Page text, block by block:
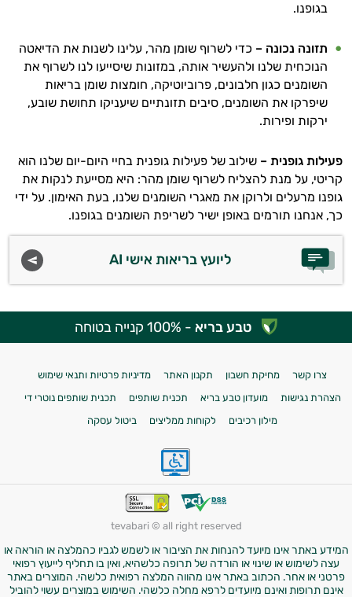
בגופנו.
תזונה נכונה – כדי לשרוף שומן מהר, עלינו לשנות את הדיאטה
הנוכחית שלנו ולהעשיר אותה, במזונות שיסייעו לנו לשרוף את
השומנים כגון חלבונים, פרוביוטיקה, חומצות שומן בריאות
שיפרקו את השומנים, סיבים תזונתיים שיעניקו תחושת שובע,
ירקות ופירות.
פעילות גופנית – שילוב של פעילות גופנית בחיי היום-יום שלנו הוא
קריטי, על מנת להצליח לשרוף שומן מהר: היא מסייעת לנקות את
גופנו מרעלים ולרוקן את מאגרי השומנים שלנו, בעת האימון. על ידי
כך, אנחנו תורמים באופן ישיר לשריפת השומנים בגופנו.
ליועץ בריאות אישי AI
טבע בריא - 100% קנייה בטוחה
צרו קשר מחיקת חשבון תקנון האתר
מדיניות פרטיות ותנאי שימוש
הצהרת נגישות
מועדון טבע בריא תכנית שותפים
תכנית שותפים נוטרי די
מילון רכיבים
לקוחות ממליצים ביטול עסקה
tevabari © all right reserved
המידע באתר אינו מיועד להנחות את הציבור או לשמש לגביו כהמלצה או הוראה או
עצה לשימוש או שינוי או הורדה של תרופה כלשהיא, ואין בו תחליף לייעוץ רפואי
פרטני או אחר. הכתוב באתר אינו מהווה המלצה רפואית כלשהי. המוצרים באתר
אינם תרופות ואינם מיועדים לרפא מחלה כלשהי. השימוש במוצרים עשוי להוביל